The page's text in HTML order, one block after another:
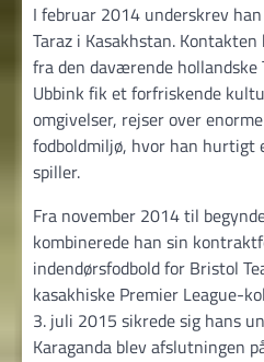
I februar 2014 underskrev
Taraz i Kasakhstan.
fra den daværende
Ubbink fik et forfriskende
omgivelser, rejser over
fodboldmiljø, hvor han hurtigt
spiller.
Fra november 2014 til
kombinerede han sin
indendørsfodbold for Bristol
kasakhiske Premier League-
3. juli 2015 sikrede sig hans
Karaganda blev afslutningen